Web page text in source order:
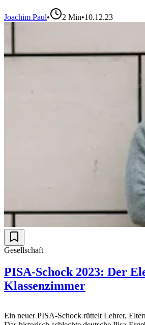
Joachim Paul• 2 Min•10.12.23
Gesellschaft
PISA-Schock 2023: Der
Klassenzimmer
Ein neuer PISA-Schock rüttelt Lehrer,